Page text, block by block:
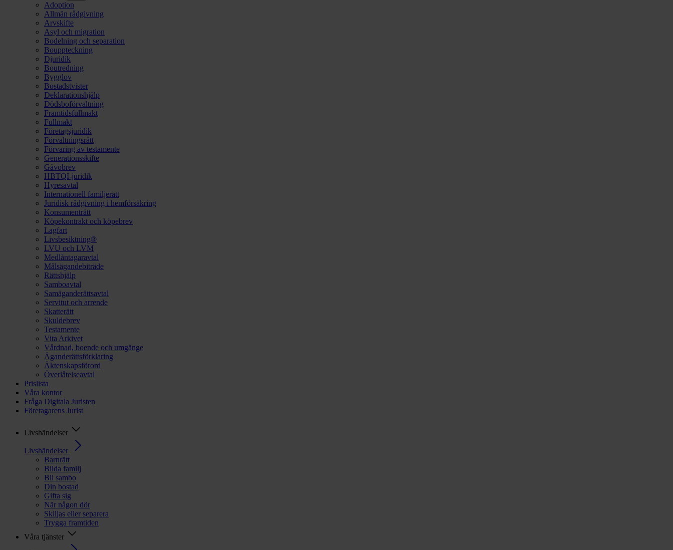
Adoption
Allmän rådgivning
Arvskifte
Asyl och migration
Bodelning och separation
Bouppteckning
Djuridik
Boutredning
Bygglov
Bostadstvister
Deklarationshjälp
Dödsboförvaltning
Framtidsfullmakt
Fullmakt
Företagsjuridik
Förvaltningsrätt
Förvaring av testamente
Generationsskifte
Gåvobrev
HBTQI-juridik
Hyresavtal
Internationell familjerätt
Juridisk rådgivning i hemförsäkring
Konsumenträtt
Köpekontrakt och köpebrev
Lagfart
Livsbesiktning®
LVU och LVM
Medlåntagaravtal
Målsägandebiträde
Rättshjälp
Samboavtal
Samäganderättsavtal
Servitut och arrende
Skatterätt
Skuldebrev
Testamente
Vita Arkivet
Vårdnad, boende och umgänge
Äganderättsförklaring
Äktenskapsförord
Överlåtelseavtal
Prislista
Våra kontor
Fråga Digitala Juristen
Företagarens Jurist
Livshändelser
Livshändelser
Barnrätt
Bilda familj
Bli sambo
Din bostad
Gifta sig
När någon dör
Skiljas eller separera
Trygga framtiden
Våra tjänster